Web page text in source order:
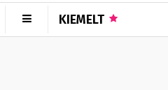
KIEMELT